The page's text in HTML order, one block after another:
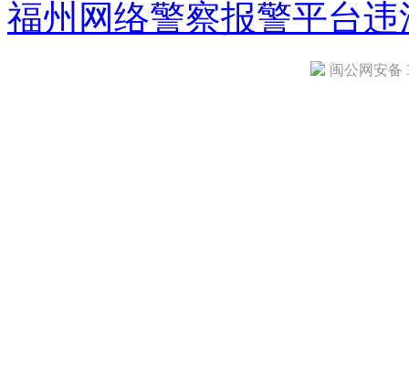
福州网络警察报警平台违
闽公网安备